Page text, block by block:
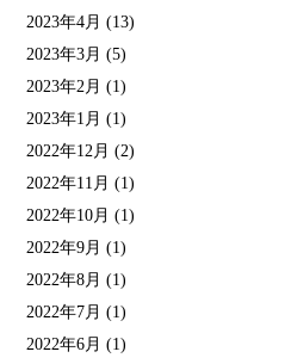
2023年4月 (13)
2023年3月 (5)
2023年2月 (1)
2023年1月 (1)
2022年12月 (2)
2022年11月 (1)
2022年10月 (1)
2022年9月 (1)
2022年8月 (1)
2022年7月 (1)
2022年6月 (1)